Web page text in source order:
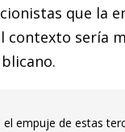
que la
contexto sería
empuje de estas